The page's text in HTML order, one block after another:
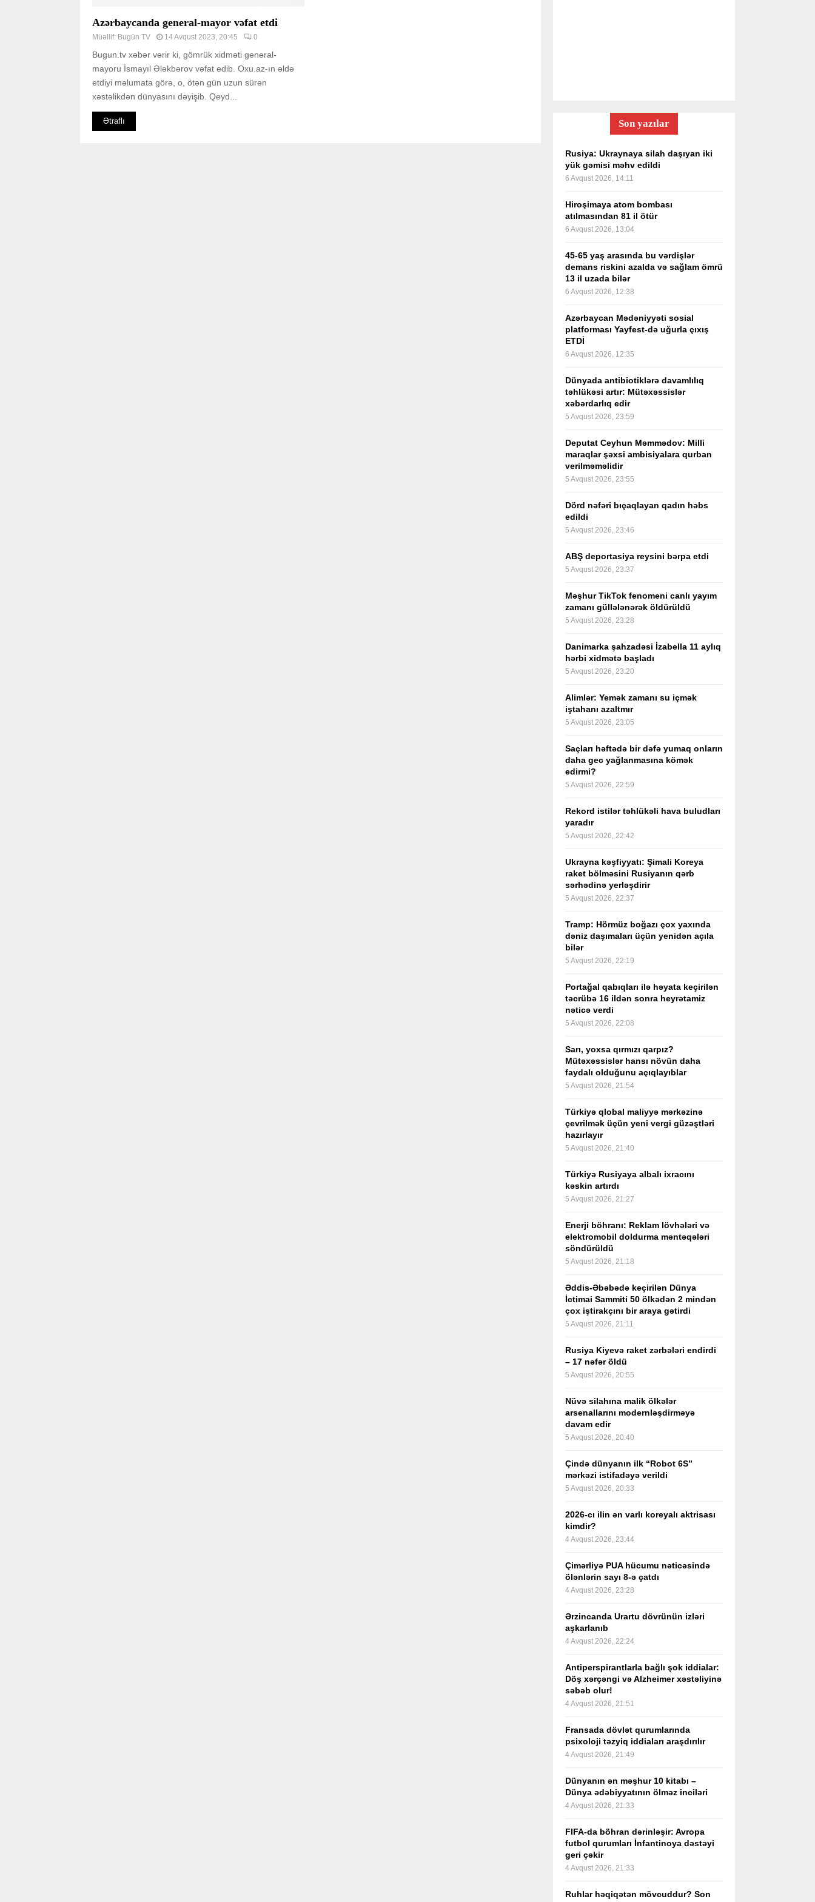
Azərbaycanda general-mayor vəfat etdi
Müəllif: Bugün TV 14 Avqust 2023, 20:45 0
Bugun.tv xəbər verir ki, gömrük xidməti general-
mayoru İsmayıl Ələkbərov vəfat edib. Oxu.az-ın əldə
etdiyi məlumata görə, o, ötən gün uzun sürən
xəstəlikdən dünyasını dəyişib. Qeyd...
Ətraflı Son yazılar
Rusiya: Ukraynaya silah daşıyan iki
yük gəmisi məhv edildi
6 Avqust 2026, 14:11
Hiroşimaya atom bombası
atılmasından 81 il ötür
6 Avqust 2026, 13:04
45-65 yaş arasında bu vərdişlər
demans riskini azalda və sağlam ömrü
13 il uzada bilər
6 Avqust 2026, 12:38
Azərbaycan Mədəniyyəti sosial
platforması Yayfest-də uğurla çıxış
ETDİ
6 Avqust 2026, 12:35
Dünyada antibiotiklərə davamlılıq
təhlükəsi artır: Mütəxəssislər
xəbərdarlıq edir
5 Avqust 2026, 23:59
Deputat Ceyhun Məmmədov: Milli
maraqlar şəxsi ambisiyalara qurban
verilməməlidir
5 Avqust 2026, 23:55
Dörd nəfəri bıçaqlayan qadın həbs
edildi
5 Avqust 2026, 23:46
ABŞ deportasiya reysini bərpa etdi
5 Avqust 2026, 23:37
Məşhur TikTok fenomeni canlı yayım
zamanı güllələnərək öldürüldü
5 Avqust 2026, 23:28
Danimarka şahzadəsi İzabella 11 aylıq
hərbi xidmətə başladı
5 Avqust 2026, 23:20
Alimlər: Yemək zamanı su içmək
iştahanı azaltmır
5 Avqust 2026, 23:05
Saçları həftədə bir dəfə yumaq onların
daha gec yağlanmasına kömək
edirmi?
5 Avqust 2026, 22:59
Rekord istilər təhlükəli hava buludları
yaradır
5 Avqust 2026, 22:42
Ukrayna kəşfiyyatı: Şimali Koreya
raket bölməsini Rusiyanın qərb
sərhədinə yerləşdirir
5 Avqust 2026, 22:37
Tramp: Hörmüz boğazı çox yaxında
dəniz daşımaları üçün yenidən açıla
bilər
5 Avqust 2026, 22:19
Portağal qabıqları ilə həyata keçirilən
təcrübə 16 ildən sonra heyrətamiz
nəticə verdi
5 Avqust 2026, 22:08
Sarı, yoxsa qırmızı qarpız?
Mütəxəssislər hansı növün daha
faydalı olduğunu açıqlayıblar
5 Avqust 2026, 21:54
Türkiyə qlobal maliyyə mərkəzinə
çevrilmək üçün yeni vergi güzəştləri
hazırlayır
5 Avqust 2026, 21:40
Türkiyə Rusiyaya albalı ixracını
kəskin artırdı
5 Avqust 2026, 21:27
Enerji böhranı: Reklam lövhələri və
elektromobil doldurma məntəqələri
söndürüldü
5 Avqust 2026, 21:18
Əddis-Əbəbədə keçirilən Dünya
İctimai Sammiti 50 ölkədən 2 mindən
çox iştirakçını bir araya gətirdi
5 Avqust 2026, 21:11
Rusiya Kiyevə raket zərbələri endirdi
– 17 nəfər öldü
5 Avqust 2026, 20:55
Nüvə silahına malik ölkələr
arsenallarını modernləşdirməyə
davam edir
5 Avqust 2026, 20:40
Çində dünyanın ilk “Robot 6S”
mərkəzi istifadəyə verildi
5 Avqust 2026, 20:33
2026-cı ilin ən varlı koreyalı aktrisası
kimdir?
4 Avqust 2026, 23:44
Çimərliyə PUA hücumu nəticəsində
ölənlərin sayı 8-ə çatdı
4 Avqust 2026, 23:28
Ərzincanda Urartu dövrünün izləri
aşkarlanıb
4 Avqust 2026, 22:24
Antiperspirantlarla bağlı şok iddialar:
Döş xərçəngi və Alzheimer xəstəliyinə
səbəb olur!
4 Avqust 2026, 21:51
Fransada dövlət qurumlarında
psixoloji təzyiq iddiaları araşdırılır
4 Avqust 2026, 21:49
Dünyanın ən məşhur 10 kitabı –
Dünya ədəbiyyatının ölməz inciləri
4 Avqust 2026, 21:33
FIFA-da böhran dərinləşir: Avropa
futbol qurumları İnfantinoya dəstəyi
geri çəkir
4 Avqust 2026, 21:33
Ruhlar həqiqətən mövcuddur? Son